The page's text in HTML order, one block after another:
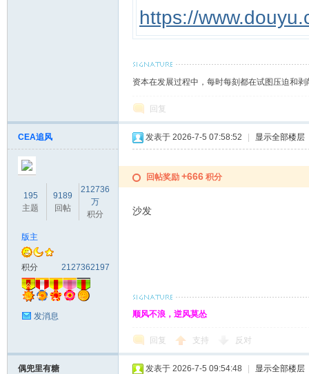
https://
资本在发展过程中，每时每刻都在试图压迫和
回复
CEA追风
195
主题
9189
回帖
212736
万
积分
版主
积分 2127362197
发消息
发表于 2026-7-5 07:58:52 显示全部楼层
回帖奖励 +666 积分
沙发
顺风不浪，逆风莫怂
回复 支持 反对
偶兜里有糖 发表于 2026-7-5 09:54:48 显示全部楼层